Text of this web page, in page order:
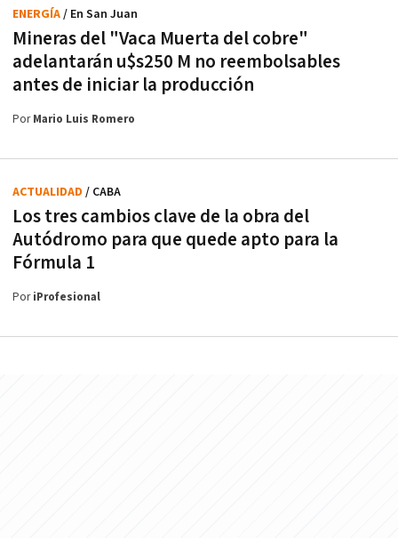
Mineras del "Vaca Muerta del cobre"
adelantarán u$s250 M no reembolsables
antes de iniciar la producción
ENERGÍA/ En San Juan
PorMario Luis Romero
Los tres cambios clave de la obra del
Autódromo para que quede apto para la
Fórmula 1
ACTUALIDAD / CABA
PoriProfesional